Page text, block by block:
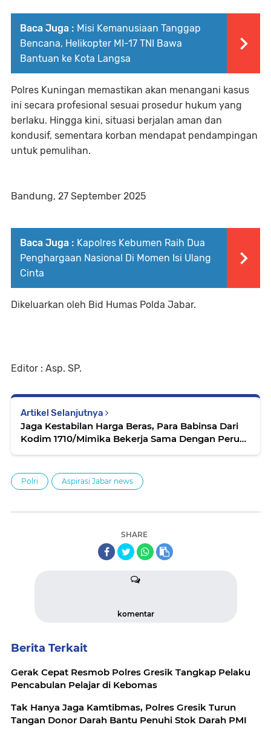
Baca Juga : Misi Kemanusiaan Tanggap
Bencana, Helikopter MI-17 TNI Bawa
Bantuan ke Kota Langsa
Polres Kuningan memastikan akan menangani kasus
ini secara profesional sesuai prosedur hukum yang
berlaku. Hingga kini, situasi berjalan aman dan
kondusif, sementara korban mendapat pendampingan
untuk pemulihan.
Bandung, 27 September 2025
Baca Juga : Kapolres Kebumen Raih Dua
Penghargaan Nasional Di Momen Isi Ulang
Cinta
Dikeluarkan oleh Bid Humas Polda Jabar.
Editor : Asp. SP.
Artikel Selanjutnya
Jaga Kestabilan Harga Beras, Para Babinsa Dari
Kodim 1710/Mimika Bekerja Sama Dengan Perum
Polri Aspirasi Jabar news
SHARE
komentar
Berita Terkait
Gerak Cepat Resmob Polres Gresik Tangkap Pelaku
Pencabulan Pelajar di Kebomas
Tak Hanya Jaga Kamtibmas, Polres Gresik Turun
Tangan Donor Darah Bantu Penuhi Stok Darah PMI